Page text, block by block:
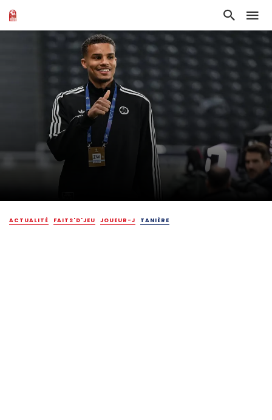
ACTUALITÉ FAITS'D'JEU JOUEUR-J TANIÈRE